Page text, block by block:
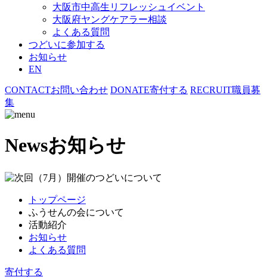
大阪市中高生リフレッシュイベント
大阪府ヤングケアラー相談
よくある質問
つどいに参加する
お知らせ
EN
CONTACTお問い合わせ DONATE寄付する RECRUIT職員募
集
Newsお知らせ
トップページ
ふうせんの会について
活動紹介
お知らせ
よくある質問
寄付する